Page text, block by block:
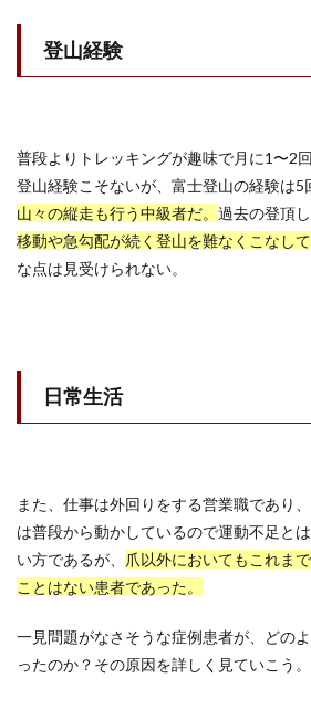
登山経験
普段よりトレッキングが趣味で月に1〜2
登山経験こそないが、富士登山の経験は5
山々の縦走も行う中級者だ。 過去の登頂
移動や急勾配が続く登山を難なくこなし
な点は見受けられない。
日常生活
また、仕事は外回りをする営業職であり
は普段から動かしているので運動不足と
い方であるが、
爪以外においてもこれま
ことはない患者であった。
一見問題がなさそうな症例患者が、どの
ったのか？その原因を詳しく見ていこう。